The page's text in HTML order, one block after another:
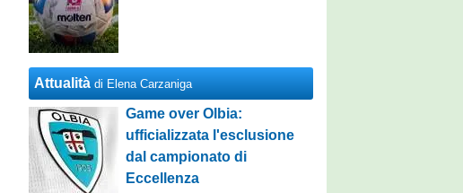
Attualità di Elena Carzaniga
Game over Olbia:
ufficializzata l'esclusione
dal campionato di
Eccellenza